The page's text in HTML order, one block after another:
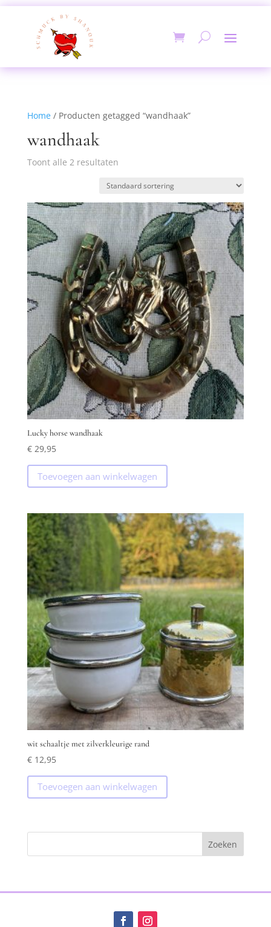
Home/ Producten getagged “wandhaak”
wandhaak
Toont alle 2 resultaten
Lucky horse wandhaak
€29,95
Toevoegen aan winkelwagen
wit schaaltje met zilverkleurige rand
€12,95
Toevoegen aan winkelwagen